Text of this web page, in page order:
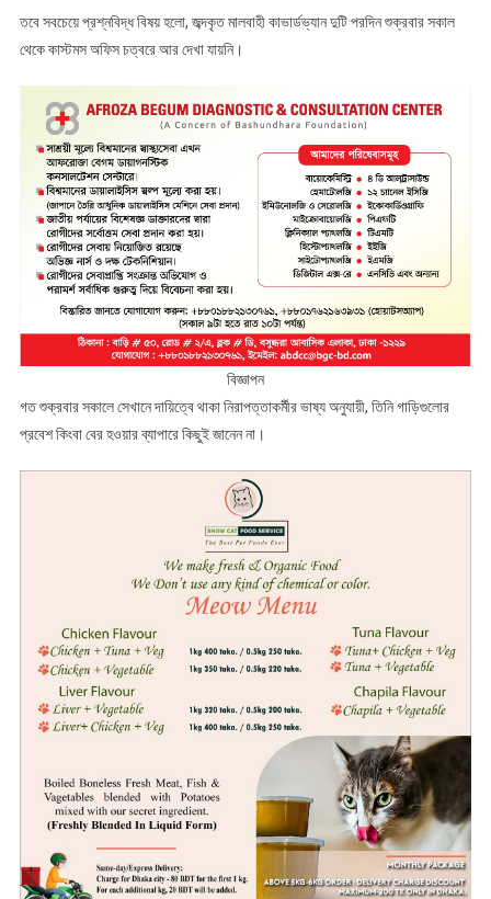
তবে সবচেয়ে প্রশ্নবিদ্ধ বিষয় হলো, জব্দকৃত মালবাহী কাভার্ডভ্যান দুটি পরদিন শুক্রবার সকাল
থেকে কাস্টমস অফিস চত্বরে আর দেখা যায়নি।
বিজ্ঞাপন
গত শুক্রবার সকালে সেখানে দায়িত্বে থাকা নিরাপত্তাকর্মীর ভাষ্য অনুযায়ী, তিনি গাড়িগুলোর
প্রবেশ কিংবা বের হওয়ার ব্যাপারে কিছুই জানেন না।